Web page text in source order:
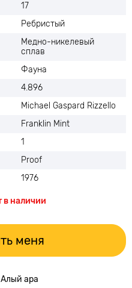
17
Ребристый
Медно-никелевый
сплав
Фауна
4.896
Michael Gaspard Rizzello
Franklin Mint
1
Proof
1976
в наличии
меня
Алый ара